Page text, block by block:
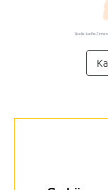
Quelle: Listflix-